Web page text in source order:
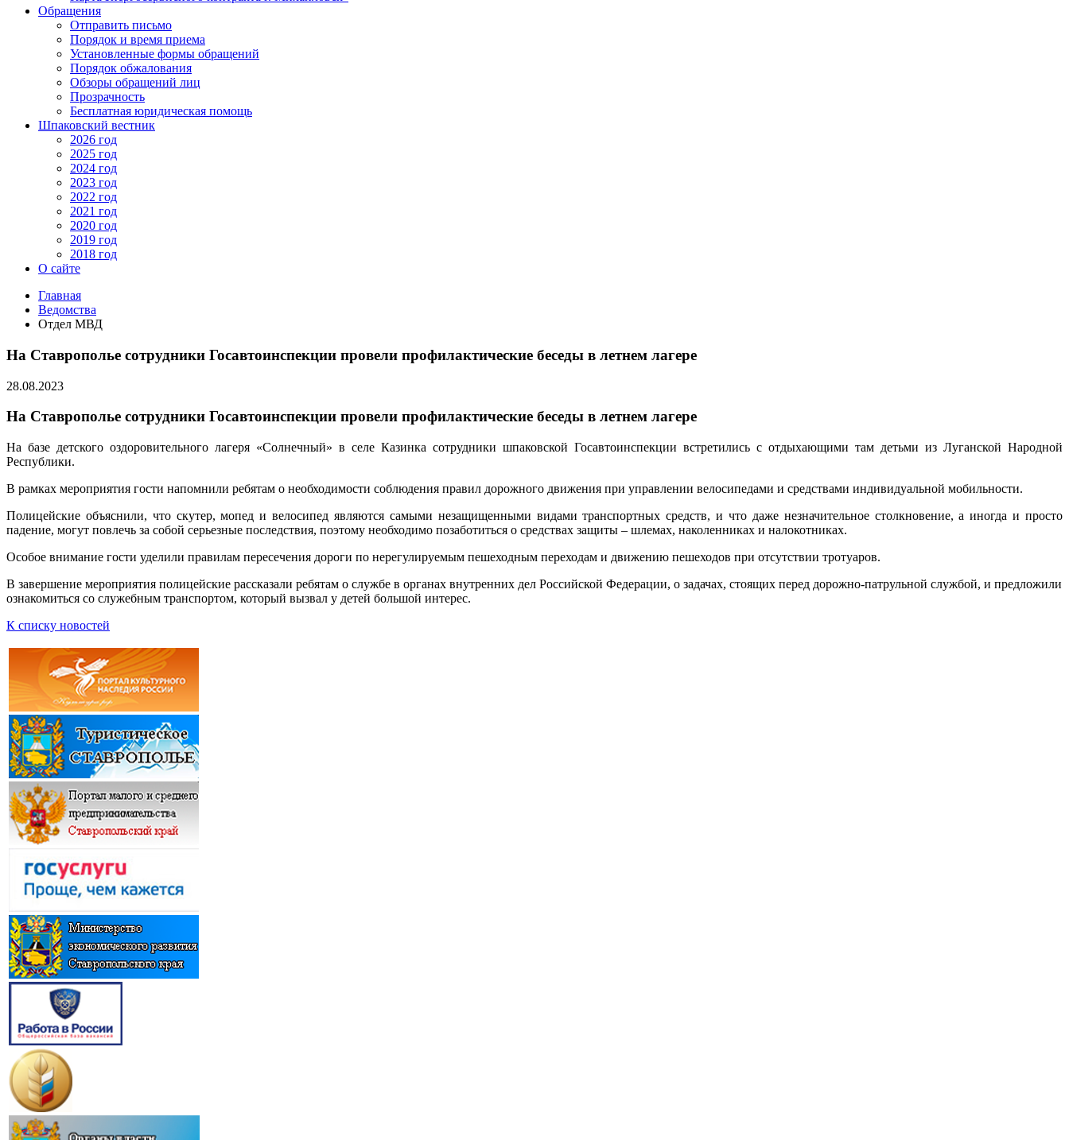
Обращения
Отправить письмо
Порядок и время приема
Установленные формы обращений
Порядок обжалования
Обзоры обращений лиц
Прозрачность
Бесплатная юридическая помощь
Шпаковский вестник
2026 год
2025 год
2024 год
2023 год
2022 год
2021 год
2020 год
2019 год
2018 год
О сайте
Главная
Ведомства
Отдел МВД
На Ставрополье сотрудники Госавтоинспекции провели профилактические беседы в летнем лагере
28.08.2023
На Ставрополье сотрудники Госавтоинспекции провели профилактические беседы в летнем лагере
На базе детского оздоровительного лагеря «Солнечный» в селе Казинка сотрудники шпаковской Госавтоинспекции встретились с отдыхающими там детьми из Луганской Народной
Республики.
В рамках мероприятия гости напомнили ребятам о необходимости соблюдения правил дорожного движения при управлении велосипедами и средствами индивидуальной мобильности.
Полицейские объяснили, что скутер, мопед и велосипед являются самыми незащищенными видами транспортных средств, и что даже незначительное столкновение, а иногда и просто
падение, могут повлечь за собой серьезные последствия, поэтому необходимо позаботиться о средствах защиты – шлемах, наколенниках и налокотниках.
Особое внимание гости уделили правилам пересечения дороги по нерегулируемым пешеходным переходам и движению пешеходов при отсутствии тротуаров.
В завершение мероприятия полицейские рассказали ребятам о службе в органах внутренних дел Российской Федерации, о задачах, стоящих перед дорожно-патрульной службой, и предложили
ознакомиться со служебным транспортом, который вызвал у детей большой интерес.
К списку новостей